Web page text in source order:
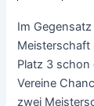
Im
Meisterschaft
Platz 3 schon
Vereine
zwei